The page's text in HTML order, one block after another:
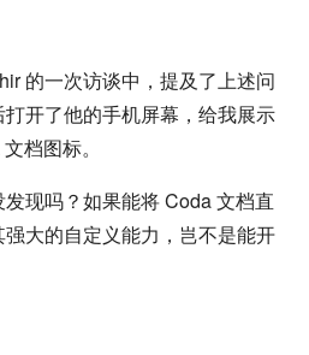
的一次访谈中，提及了上述问
开了他的手机屏幕，给我展示
档图标。
现吗？如果能将 Coda 文档直
大的自定义能力，岂不是能开